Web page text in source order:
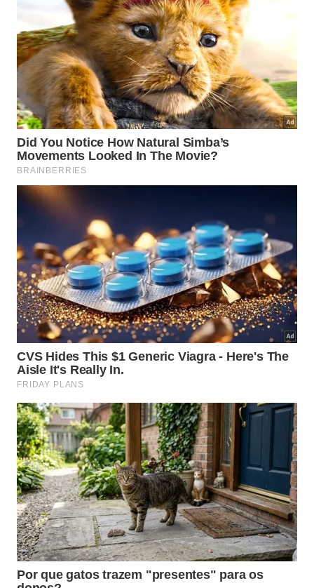
Esse mecanismo é usado para atrair fêmeas,
afastar rivais e marcar presença.
Por isso, o canto noturno é parte do
comportamento natural do inseto.
As fêmeas não produzem o mesmo canto, mas
conseguem perceber o som e se orientar por ele.
Em várias espécies, a audição ocorre por estruturas
localizadas nas pernas dianteiras, um detalhe que
torna esses insetos ainda mais